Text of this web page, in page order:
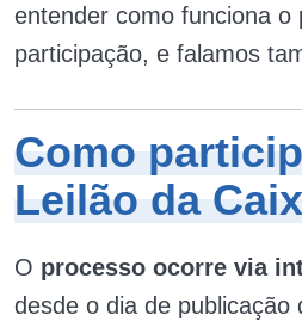
entender como funciona o
participação, e falamos
Como
Leilão da
O processo ocorre via
desde o dia de publicação